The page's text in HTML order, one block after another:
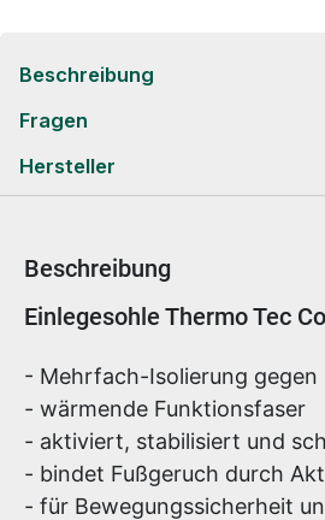
Beschreibung
Fragen
Hersteller
Beschreibung
Produktinformationen
Einlegesohle Thermo Tec
- Mehrfach-Isolierung gegen
- wärmende Funktionsfaser
- aktiviert, stabilisiert und
- bindet Fußgeruch durch
- für Bewegungssicherheit